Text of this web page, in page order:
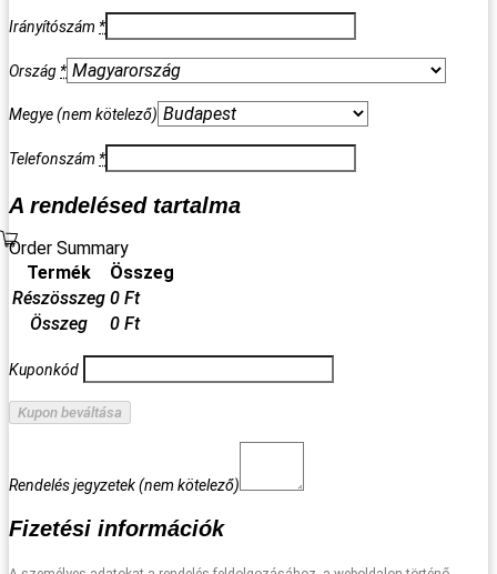
Irányítószám *
Ország *
Megye(nem kötelező)
Telefonszám *
A rendelésed tartalma
Order Summary
Termék
Összeg
Részösszeg 0 Ft
Összeg
0 Ft
Kuponkód
Kupon beváltása
Rendelés jegyzetek(nem kötelező)
Fizetési információk